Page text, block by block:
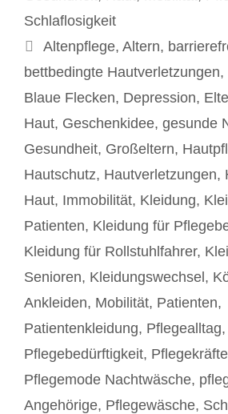
Schlaflosigkeit
Schlagwörter
Altenpflege, Altern,
bettbedingte Hautverletzungen,
Blaue Flecken, Depression,
Haut, Geschenkidee, gesunde
Gesundheit, Großeltern,
Hautschutz, Hautverletzungen,
Haut, Immobilität, Kleidung,
Patienten, Kleidung für
Kleidung für Rollstuhlfahrer,
Senioren, Kleidungswechsel,
Ankleiden, Mobilität, Patienten,
Patientenkleidung, Pflegealltag,
Pflegebedürftigkeit, Pflegekräfte
Pflegemode Nachtwäsche,
Angehörige, Pflegewäsche,